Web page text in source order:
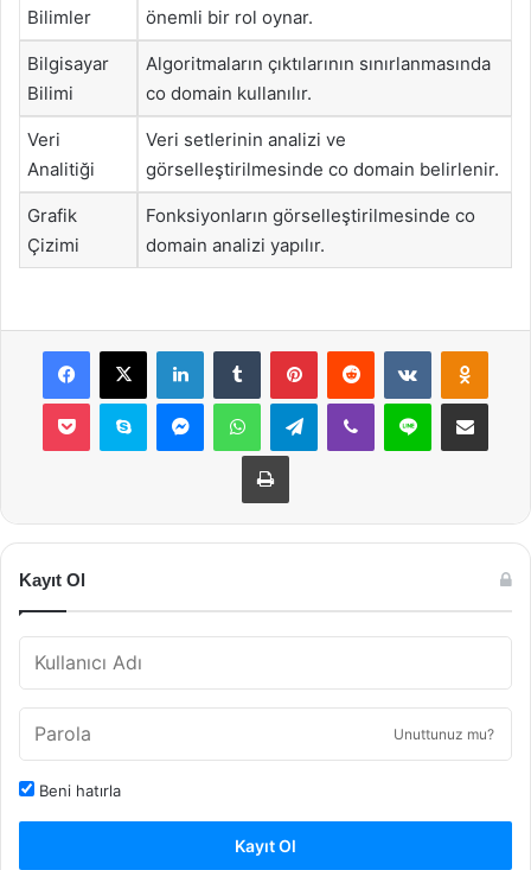
Bilimler
önemli bir rol oynar.
Bilgisayar
Bilimi
Algoritmaların çıktılarının sınırlanmasında
co domain kullanılır.
Veri
Analitiği
Veri setlerinin analizi ve
görselleştirilmesinde co domain belirlenir.
Grafik
Çizimi
Fonksiyonların görselleştirilmesinde co
domain analizi yapılır.
Facebook
X LinkedInTumblr PinterestReddit VKontakte
Pocket Skype MessengerWhatsAppTelegramViber Line E-Posta ile
Yazdır
Kayıt Ol
Unuttunuz mu?
Beni hatırla
Kayıt Ol